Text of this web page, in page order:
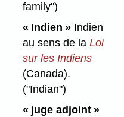
family")
« Indien »Indien
au sens de la Loi
sur les Indiens
(Canada).
("Indian")
« juge adjoint »